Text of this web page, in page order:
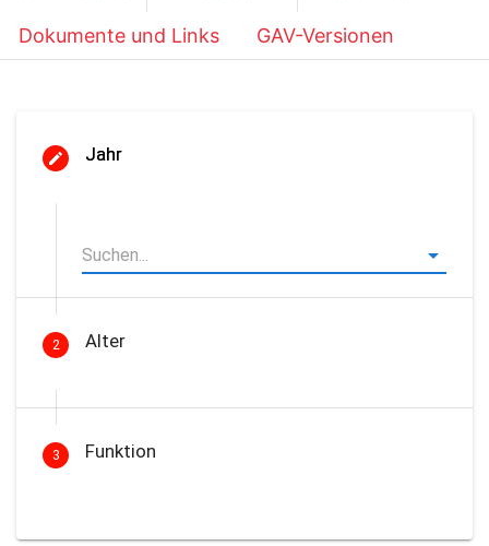
Dokumente und Links GAV-Versionen
Jahr
2 Alter
3 Funktion